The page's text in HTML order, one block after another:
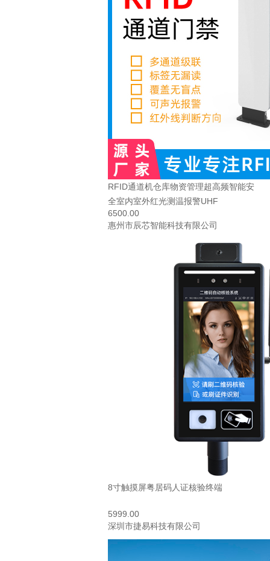
RFID通道机仓库物资管理超高频智能安
全室内室外红光测温报警UHF
6500.00
惠州市辰芯智能科技有限公司
8寸触摸屏粤居码人证核验终端
5999.00
深圳市捷易科技有限公司